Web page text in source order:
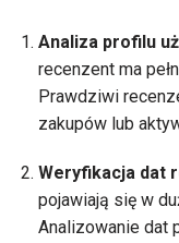
Analiza profilu
recenzent ma
Prawdziwi
zakupów lub
Weryfikacja dat
pojawiają się w
Analizowanie dat